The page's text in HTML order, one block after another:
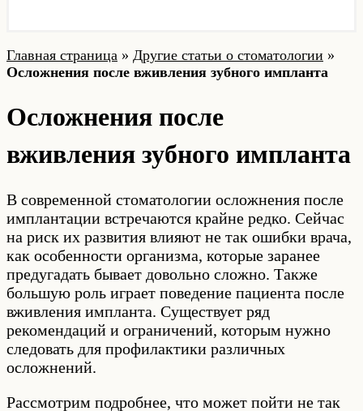
Главная страница » Другие статьи о стоматологии »
Осложнения после вживления зубного импланта
Осложнения после
вживления зубного импланта
В современной стоматологии осложнения после
имплантации встречаются крайне редко. Сейчас
на риск их развития влияют не так ошибки врача,
как особенности организма, которые заранее
предугадать бывает довольно сложно. Также
большую роль играет поведение пациента после
вживления импланта. Существует ряд
рекомендаций и ограничений, которым нужно
следовать для профилактики различных
осложнений.
Рассмотрим подробнее, что может пойти не так